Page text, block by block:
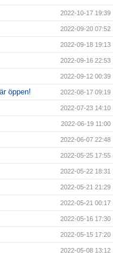
2022-10-17 19:39
2022-09-20 07:52
2022-09-18 19:13
2022-09-16 22:53
2022-09-12 00:39
öppen! 2022-08-17 09:19
2022-07-23 14:10
2022-06-19 11:00
2022-06-07 22:48
2022-05-25 17:55
2022-05-22 18:31
2022-05-21 21:29
2022-05-21 00:17
2022-05-16 17:30
2022-05-15 17:20
2022-05-08 13:12